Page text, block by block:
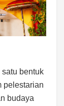
bentuk
pelestarian
budaya